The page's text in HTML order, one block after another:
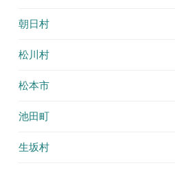
朝日村
松川村
松本市
池田町
生坂村